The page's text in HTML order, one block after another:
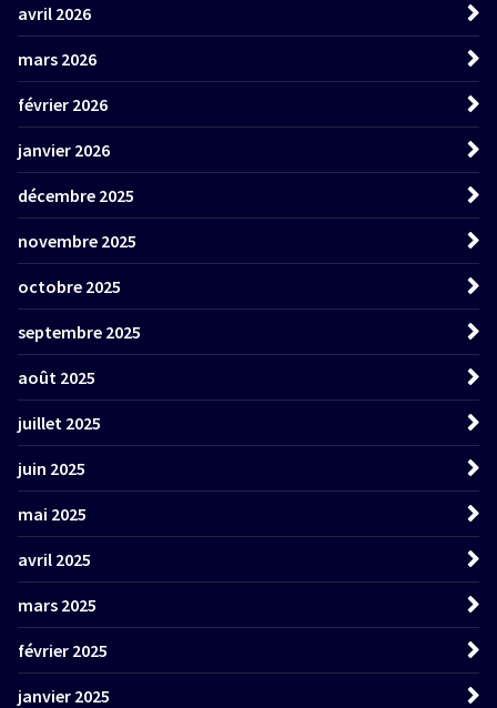
avril 2026
mars 2026
février 2026
janvier 2026
décembre 2025
novembre 2025
octobre 2025
septembre 2025
août 2025
juillet 2025
juin 2025
mai 2025
avril 2025
mars 2025
février 2025
janvier 2025